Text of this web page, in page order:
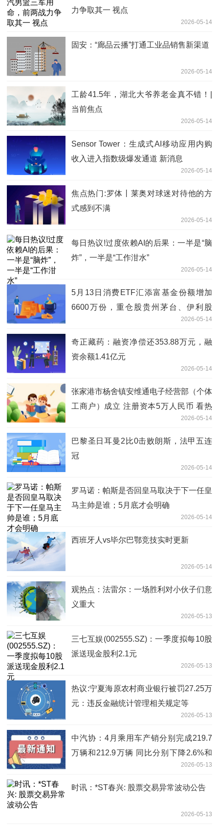
力争取其一 视点
2026-05-14
固安：“廊品云播”打通工业品销售新渠道
2026-05-14
工龄41.5年，湖北大爷养老金真不错！|
当前焦点
2026-05-14
Sensor Tower：生成式AI移动应用内购
收入进入指数级爆发通道 新消息
2026-05-14
焦点热门:罗体丨莱奥对球迷对待他的方
式感到不满
2026-05-14
每日热议!过度依赖AI的后果：一半是“脑
炸”，一半是“工作泔水”
2026-05-14
5月13日消费ETF汇添富基金份额增加
6600万份，重仓股贵州茅台、伊利股
2026-05-14
奇正藏药：融资净偿还353.88万元，融
资余额1.41亿元
2026-05-14
张家港市杨舍镇安维通电子经营部（个体
工商户）成立 注册资本5万人民币 看热
2026-05-14
巴黎圣日耳曼2比0击败朗斯，法甲五连
冠
2026-05-14
罗马诺：帕斯是否回皇马取决于下一任皇
马主帅是谁；5月底才会明确
2026-05-14
西班牙人vs毕尔巴鄂竞技实时更新
2026-05-14
观热点：法雷尔：一场胜利对小伙子们意
义重大
2026-05-13
三七互娱(002555.SZ)：一季度拟每10股
派送现金股利2.1元
2026-05-13
热议:宁夏海原农村商业银行被罚27.25万
元：违反金融统计管理相关规定等
2026-05-13
中汽协：4月乘用车产销分别完成219.7
万辆和212.9万辆 同比分别下降2.6%和
2026-05-13
时讯：*ST春兴: 股票交易异常波动公告
2026-05-13